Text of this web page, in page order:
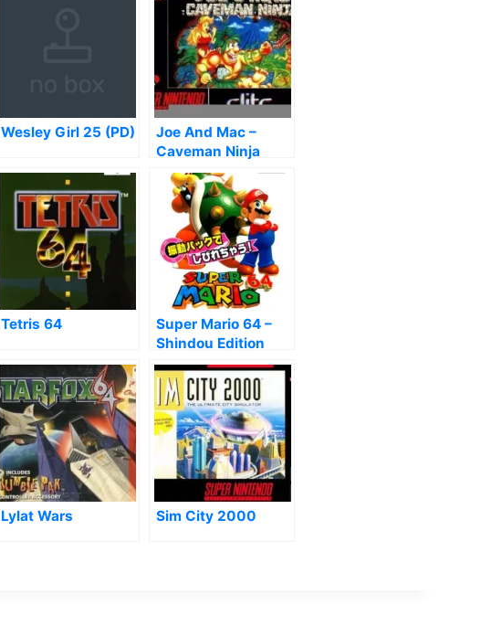
Wesley Girl 25 (PD)
Joe And Mac –
Caveman Ninja
Tetris 64
Super Mario 64 –
Shindou Edition
Lylat Wars Sim City 2000